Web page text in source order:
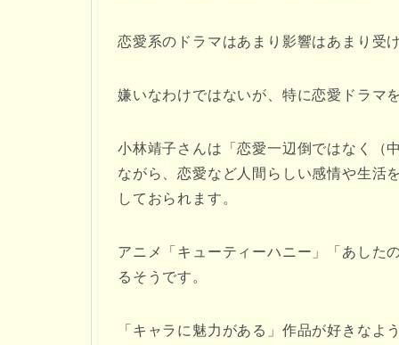
恋愛系のドラマはあまり影響はあまり受
嫌いなわけではないが、特に恋愛ドラマ
小林靖子さんは「恋愛一辺倒ではなく（
ながら、恋愛など人間らしい感情や生活
しておられます。
アニメ「キューティーハニー」「あした
るそうです。
「キャラに魅力がある」作品が好きなよ